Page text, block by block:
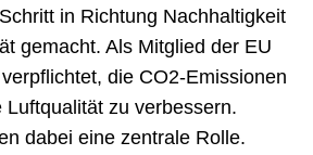
in Richtung Nachhaltigkeit
gemacht. Als Mitglied der EU
die CO2-Emissionen
zu verbessern.
dabei eine zentrale Rolle.